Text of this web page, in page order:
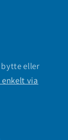
eller
enkelt via